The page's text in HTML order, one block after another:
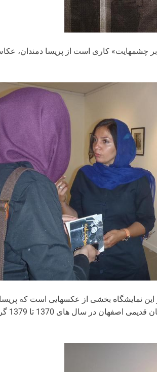
چشمهایت» کاری است از پریسا
در سال های 1370 تا 1379 گرد آورده است.